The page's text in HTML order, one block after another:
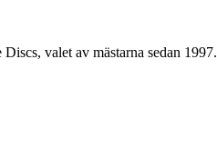
valet av mästarna sedan 1997.